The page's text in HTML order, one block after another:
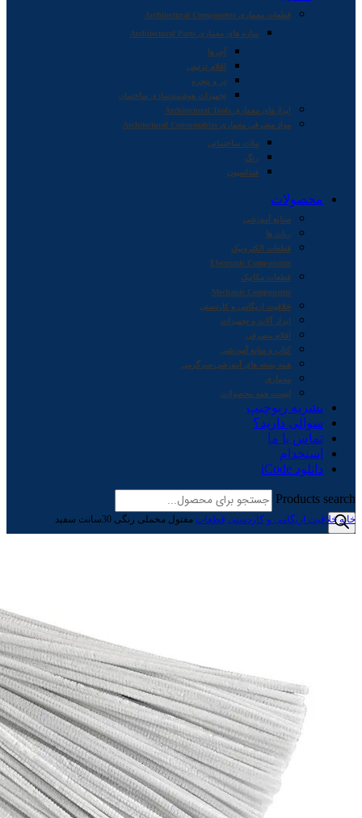
قطعات معماری Architectural Components
سازه های معماری Architectural Parts
آجرها
اقلام تزئینی
در و پنجره
تجهیزات هوشمندسازی ساختمان
ابزارهای معماری Architectural Tools
مواد مصرفی معماری Architectural Consumables
ملات ساختمانی
رنگ
فنداسیون
محصولات
صنایع آموزشی
ربات ها
قطعات الکترونیک
Electronic Components
قطعات مکانیک
Mechanic Components
خلاقیت اریگامی و کاردستی
ابزار آلات و تجهیزات
اقلام مصرفی
کتاب و منابع آموزشی
همه بسته های آموزشی-سرگرمی
معماری
لیست همه محصولات
نشریه ربوچیپ
سوالی دارید؟
تماس با ما
استخدام
دانلود iCode
Products search
خانه خلاقیت اریگامی و کاردستی قطعات مفتول مخملی رنگی 30سانت سفید